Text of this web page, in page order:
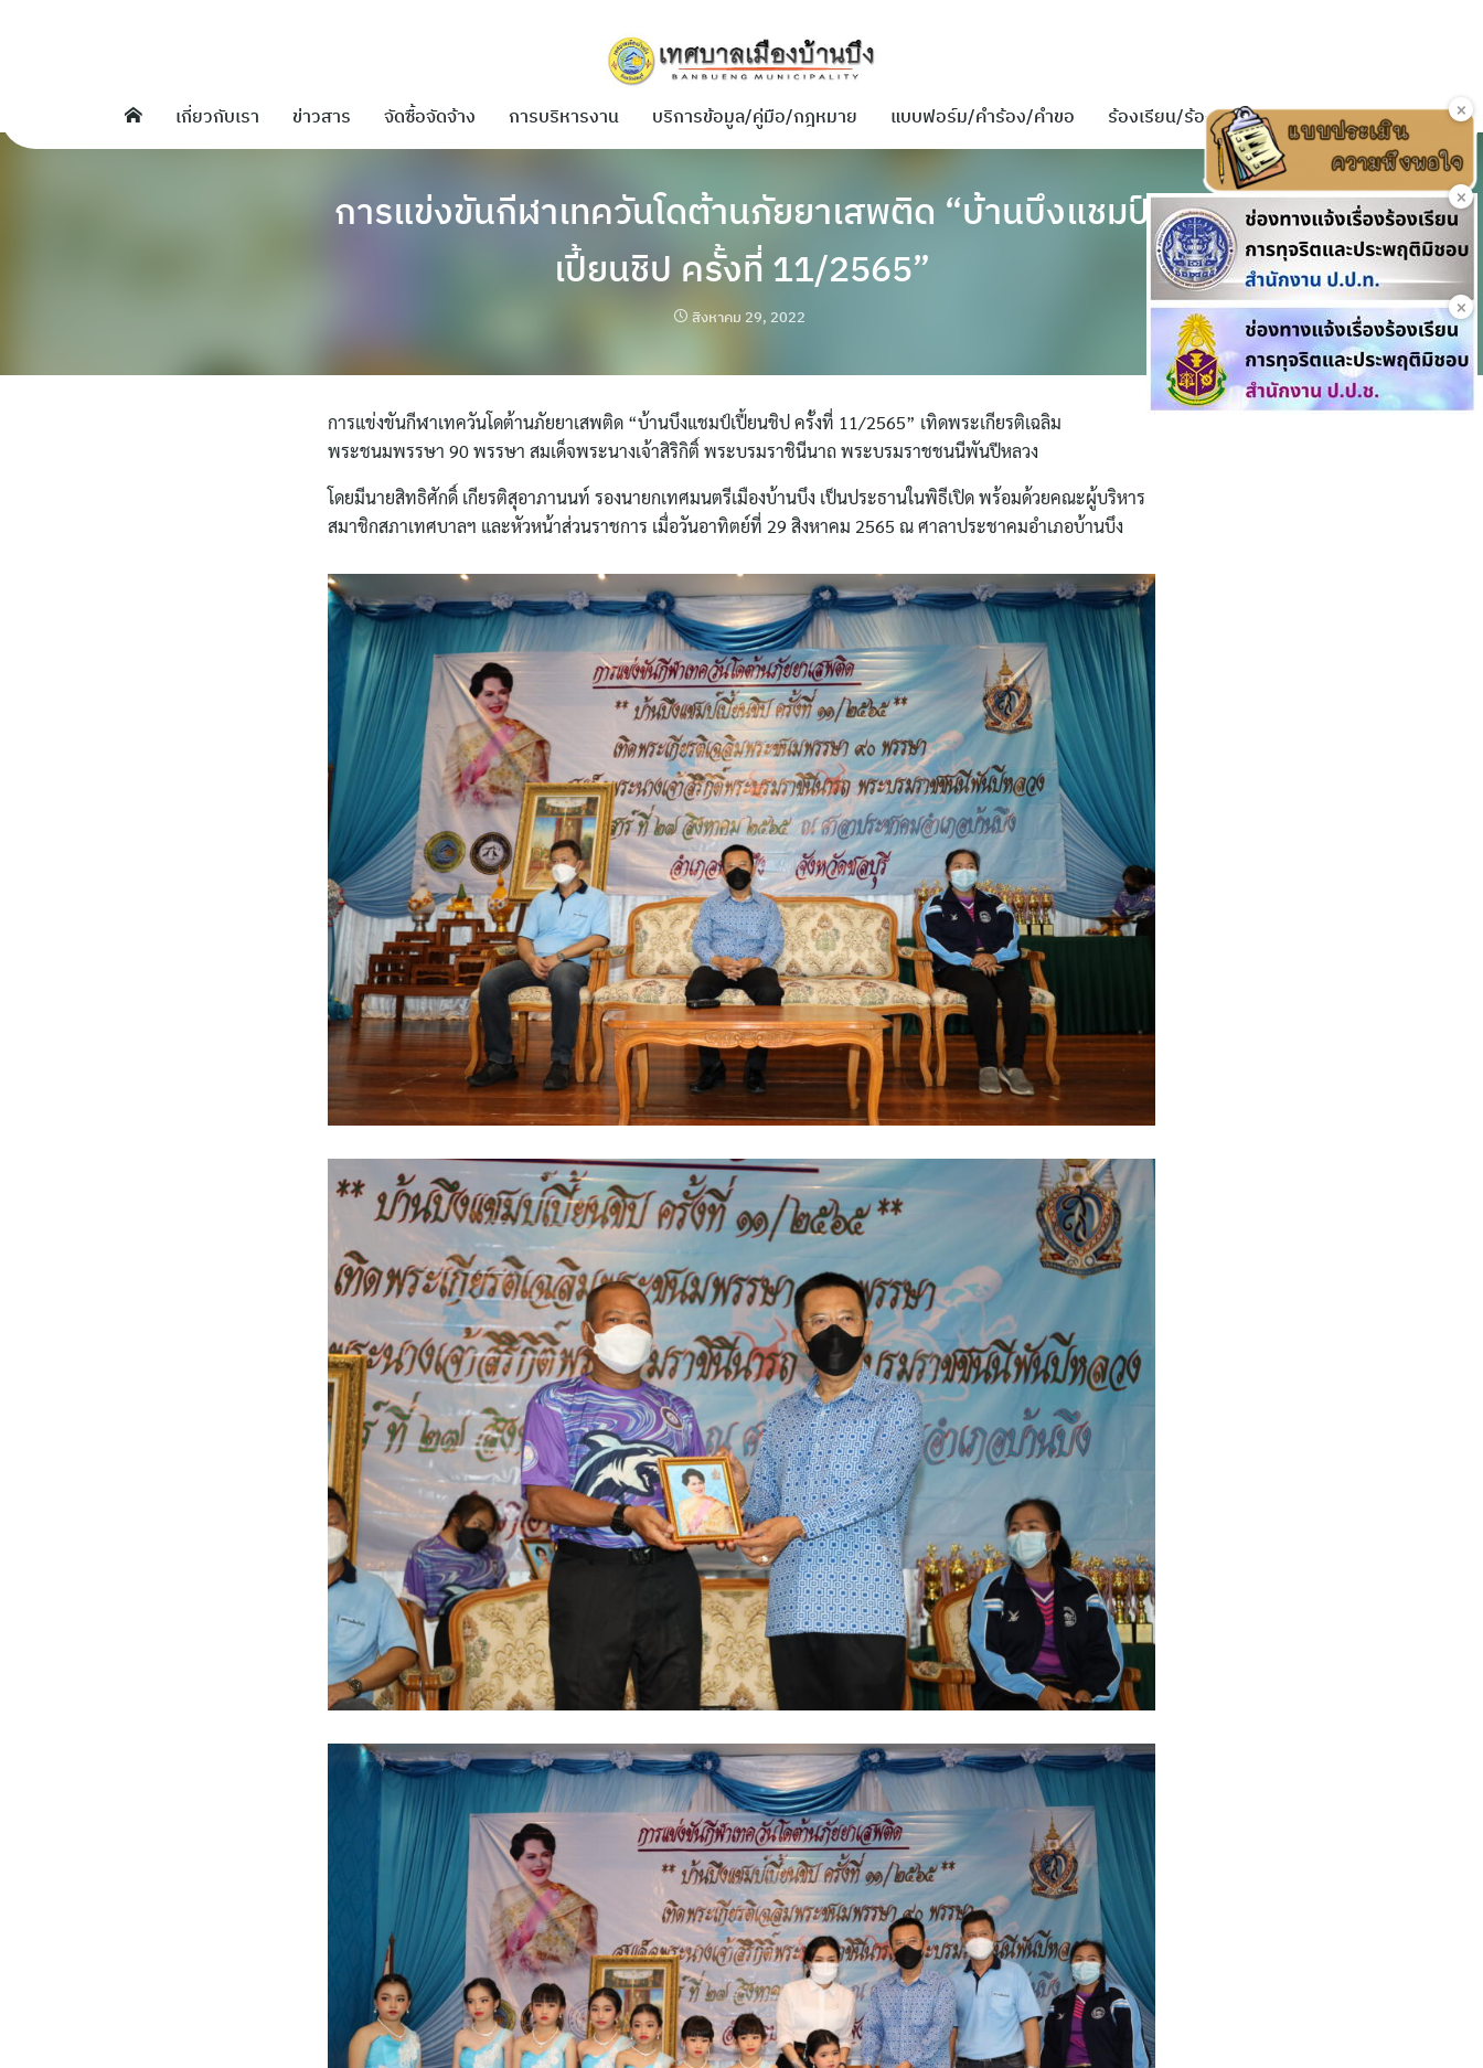
เกี่ยวกับเรา ข่าวสาร จัดซื้อจัดจ้าง การบริหารงาน บริการข้อมูล/คู่มือ/กฎหมาย แบบฟอร์ม/คำร้อง/คำขอ ร้องเรียน/ร้องทุกข์ ติดต่อเรา
การแข่งขันกีฬาเทควันโดต้านภัยยาเสพติด “บ้านบึงแชมป์
เปี้ยนชิป ครั้งที่ 11/2565”
สิงหาคม 29, 2022
การแข่งขันกีฬาเทควันโดต้านภัยยาเสพติด “บ้านบึงแชมป์เปี้ยนชิป ครั้งที่ 11/2565” เทิดพระเกียรติเฉลิม
พระชนมพรรษา 90 พรรษา สมเด็จพระนางเจ้าสิริกิติ์ พระบรมราชินีนาถ พระบรมราชชนนีพันปีหลวง
โดยมีนายสิทธิศักดิ์ เกียรติสุอาภานนท์ รองนายกเทศมนตรีเมืองบ้านบึง เป็นประธานในพิธีเปิด พร้อมด้วยคณะผู้บริหาร
สมาชิกสภาเทศบาลฯ และหัวหน้าส่วนราชการ เมื่อวันอาทิตย์ที่ 29 สิงหาคม 2565 ณ ศาลาประชาคมอำเภอบ้านบึง
×
×
×